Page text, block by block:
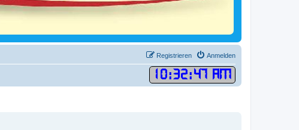
Anmelden
Registrieren
10:32:48 AM